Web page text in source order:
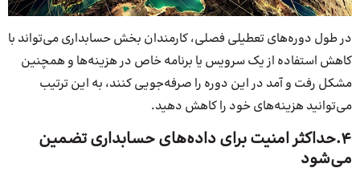
در طول دوره‌های تعطیلی فصلی، کارمندان بخش حسابداری می‌تواند با
کاهش استفاده از یک سرویس یا برنامه خاص در هزینه‌ها و همچنین
مشکل رفت و آمد در این دوره را صرفه‌جویی کنند، به این ترتیب
می‌توانید هزینه‌های خود را کاهش دهید.
4.حداکثر امنیت برای داده‌های حسابداری تضمین
می‌شود